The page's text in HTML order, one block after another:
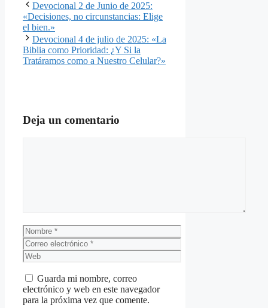
Devocional 2 de Junio de 2025:
«Decisiones, no circunstancias: Elige
el bien.»
Devocional 4 de julio de 2025: «La
Biblia como Prioridad: ¿Y Si la
Tratáramos como a Nuestro Celular?»
Deja un comentario
Nombre
Correo
electrónico
Web
Guarda mi nombre, correo
electrónico y web en este navegador
para la próxima vez que comente.